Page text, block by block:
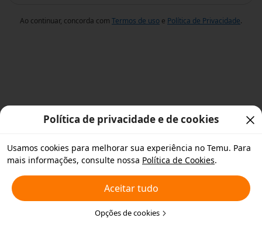
Ao continuar, concorda com Termos de uso e Política de Privacidade.
Política de privacidade e de cookies
Usamos cookies para melhorar sua experiência no Temu. Para
mais informações, consulte nossa Política de Cookies.
Aceitar tudo
Opções de cookies